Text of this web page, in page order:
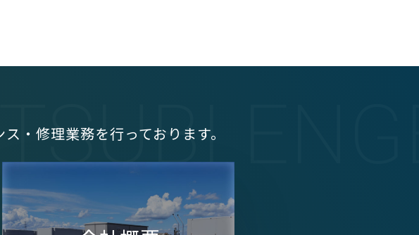
・修理業務を行っております。